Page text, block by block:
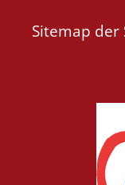
Sitemap der